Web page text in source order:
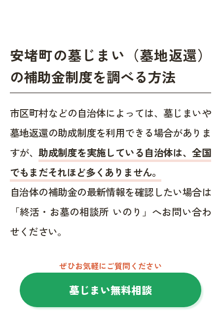
安堵町の墓じまい（墓地返還）
の補助金制度を調べる方法
市区町村などの自治体によっては、墓じまいや
墓地返還の助成制度を利用できる場合がありま
すが、助成制度を実施している自治体は、全国
でもまだそれほど多くありません。
自治体の補助金の最新情報を確認したい場合は
「終活・お墓の相談所 いのり」へお問い合わ
せください。
ぜひお気軽にご質問ください
墓じまい無料相談